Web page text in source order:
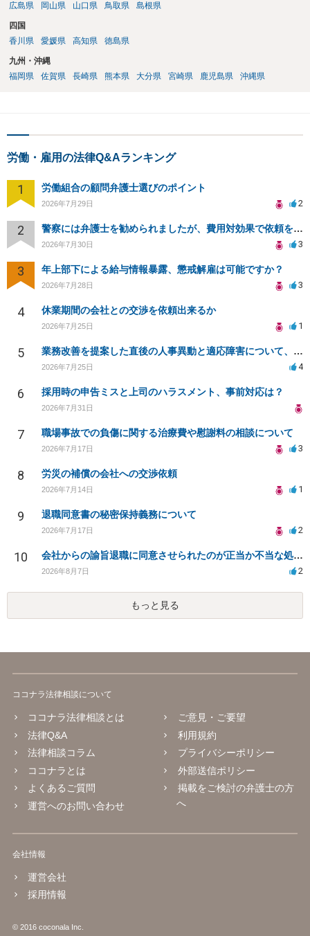
広島県
岡山県 山口県 鳥取県 島根県
四国
香川県
愛媛県 高知県 徳島県
九州・沖縄
福岡県
佐賀県 長崎県 熊本県 大分県 宮崎県 鹿児島県 沖縄県
労働・雇用の法律Q&Aランキング
1 労働組合の顧問弁護士選びのポイント
2026年7月29日 2
2 警察には弁護士を勧められましたが、費用対効果で依頼をすることを躊躇しています。
2026年7月30日 3
3 年上部下による給与情報暴露、懲戒解雇は可能ですか？
2026年7月28日 3
4 休業期間の会社との交渉を依頼出来るか
2026年7月25日 1
5 業務改善を提案した直後の人事異動と適応障害について、法的に問題があるか相談したいです。
2026年7月25日 4
6 採用時の申告ミスと上司のハラスメント、事前対応は？
2026年7月31日
7 職場事故での負傷に関する治療費や慰謝料の相談について
2026年7月17日 3
8 労災の補償の会社への交渉依頼
2026年7月14日 1
9 退職同意書の秘密保持義務について
2026年7月17日 2
10 会社からの諭旨退職に同意させられたのが正当か不当な処分かどうか教えてほしい
2026年8月7日 2
もっと見る
ココナラ法律相談について
ココナラ法律相談とは
法律Q&A
法律相談コラム
ココナラとは
よくあるご質問
運営へのお問い合わせ
ご意見・ご要望
利用規約
プライバシーポリシー
外部送信ポリシー
掲載をご検討の弁護士の方
へ
会社情報
運営会社
採用情報
© 2016 coconala Inc.